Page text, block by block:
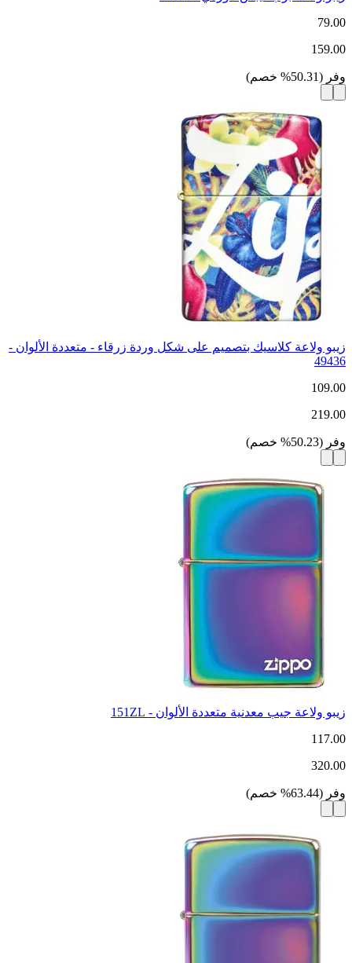
79.00
159.00
وفر (
50.31
% خصم)
زيبو ولاعة كلاسيك بتصميم على شكل وردة زرقاء - متعددة الألوان -
49436
109.00
219.00
وفر (
50.23
% خصم)
زيبو ولاعة جيب معدنية متعددة الألوان - 151ZL
117.00
320.00
وفر (
63.44
% خصم)